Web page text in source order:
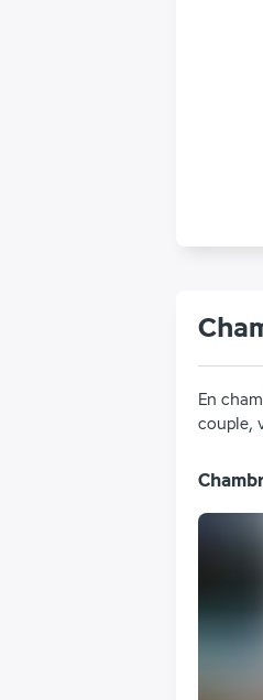
En
couple,